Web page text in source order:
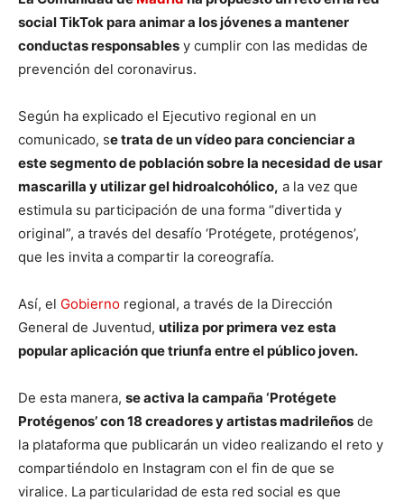
social TikTok para animar a los jóvenes a mantener
conductas responsables y cumplir con las medidas de
prevención del coronavirus.
Según ha explicado el Ejecutivo regional en un
comunicado, se trata de un vídeo para concienciar a
este segmento de población sobre la necesidad de usar
mascarilla y utilizar gel hidroalcohólico, a la vez que
estimula su participación de una forma “divertida y
original”, a través del desafío ‘Protégete, protégenos’,
que les invita a compartir la coreografía.
Así, el Gobierno regional, a través de la Dirección
General de Juventud, utiliza por primera vez esta
popular aplicación que triunfa entre el público joven.
De esta manera, se activa la campaña ‘Protégete
Protégenos’ con 18 creadores y artistas madrileños de
la plataforma que publicarán un video realizando el reto y
compartiéndolo en Instagram con el fin de que se
viralice. La particularidad de esta red social es que